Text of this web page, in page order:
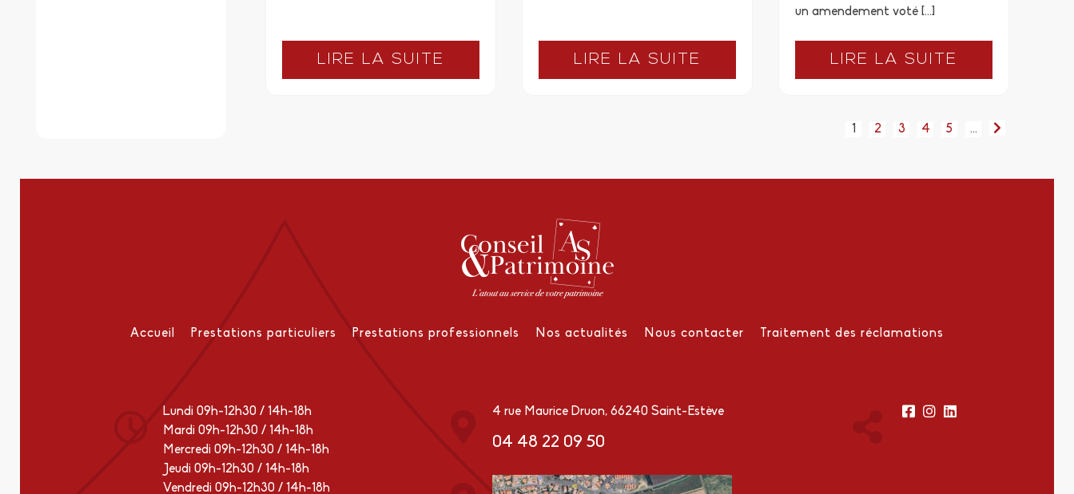
LIRE LA SUITE LIRE LA SUITE
un amendement voté […]
LIRE LA SUITE
1 2 3 4 5 …
Accueil Prestations particuliers Prestations professionnels Nos actualités Nous contacter Traitement des réclamations
Lundi 09h-12h30 / 14h-18h
Mardi 09h-12h30 / 14h-18h
Mercredi 09h-12h30 / 14h-18h
Jeudi 09h-12h30 / 14h-18h
Vendredi 09h-12h30 / 14h-18h
4 rue Maurice Druon, 66240 Saint-Estève
04 48 22 09 50